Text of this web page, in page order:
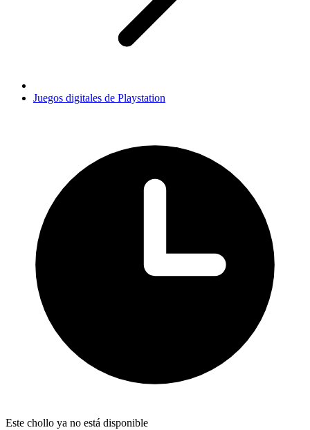
Juegos digitales de Playstation
Este chollo ya no está disponible